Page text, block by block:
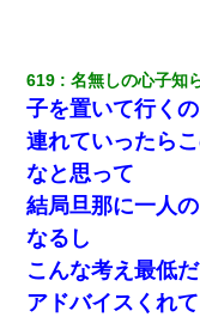
619 名無しの心子知
子を置いて行く
連れていったら
なと思って
結局旦那に一人
なるし
こんな考え最低
アドバイスくれ